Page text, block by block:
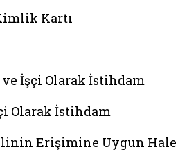
Kartı
İşçi Olarak İstihdam
Olarak İstihdam
Erişimine Uygun Hale